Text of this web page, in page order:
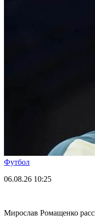
Футбол
06.08.26 10:25
Мирослав Ромащенко